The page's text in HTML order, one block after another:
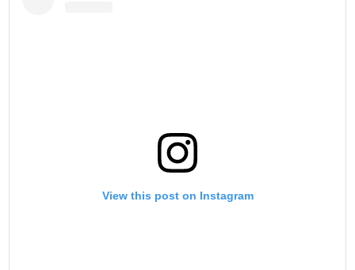
View this post on Instagram